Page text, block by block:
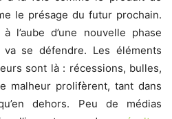
le présage du futur prochain.
l’aube d’une nouvelle phase
se défendre. Les éléments
sont là : récessions, bulles,
malheur prolifèrent, tant dans
dehors. Peu de médias